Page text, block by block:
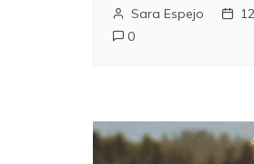
Sara Espejo
0